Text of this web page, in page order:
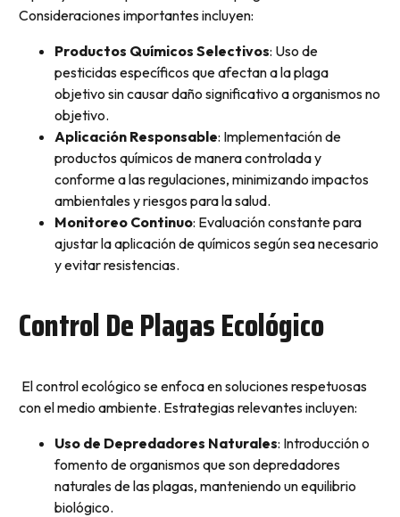
Consideraciones importantes incluyen:
Productos Químicos Selectivos: Uso de
pesticidas específicos que afectan a la plaga
objetivo sin causar daño significativo a organismos no
objetivo.
Aplicación Responsable: Implementación de
productos químicos de manera controlada y
conforme a las regulaciones, minimizando impactos
ambientales y riesgos para la salud.
Monitoreo Continuo: Evaluación constante para
ajustar la aplicación de químicos según sea necesario
y evitar resistencias.
Control De Plagas Ecológico
El control ecológico se enfoca en soluciones respetuosas
con el medio ambiente. Estrategias relevantes incluyen:
Uso de Depredadores Naturales: Introducción o
fomento de organismos que son depredadores
naturales de las plagas, manteniendo un equilibrio
biológico.